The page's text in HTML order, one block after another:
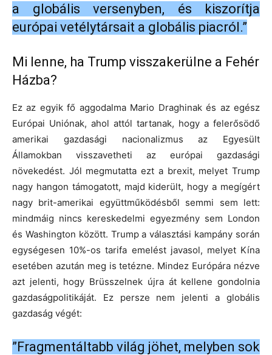
a globális versenyben, és kiszorítja
európai vetélytársait a globális piacról.”
Mi lenne, ha Trump visszakerülne a Fehér
Házba?
Ez az egyik fő aggodalma Mario Draghinak és az egész
Európai Uniónak, ahol attól tartanak, hogy a felerősödő
amerikai gazdasági nacionalizmus az Egyesült
Államokban visszavetheti az európai gazdasági
növekedést. Jól megmutatta ezt a brexit, melyet Trump
nagy hangon támogatott, majd kiderült, hogy a megígért
nagy brit-amerikai együttműködésből semmi sem lett:
mindmáig nincs kereskedelmi egyezmény sem London
és Washington között. Trump a választási kampány során
egységesen 10%-os tarifa emelést javasol, melyet Kína
esetében azután meg is tetézne. Mindez Európára nézve
azt jelenti, hogy Brüsszelnek újra át kellene gondolnia
gazdaságpolitikáját. Ez persze nem jelenti a globális
gazdaság végét:
”Fragmentáltabb világ jöhet, melyben sok